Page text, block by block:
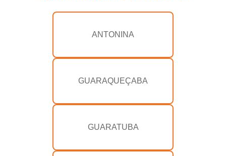
ANTONINA
GUARAQUEÇABA
GUARATUBA